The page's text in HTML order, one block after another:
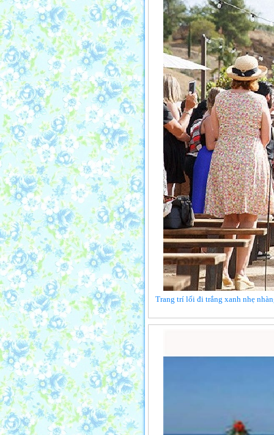
Trang trí lối đi trắng xanh nhẹ